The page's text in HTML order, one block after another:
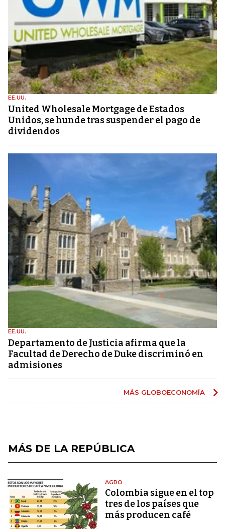
EE.UU.
United Wholesale Mortgage de Estados
Unidos, se hunde tras suspender el pago de
dividendos
EE.UU.
Departamento de Justicia afirma que la
Facultad de Derecho de Duke discriminó en
admisiones
MÁS GLOBOECONOMÍA
MÁS DE LA REPÚBLICA
AGRO
Colombia sigue en el top
tres de los países que
más producen café